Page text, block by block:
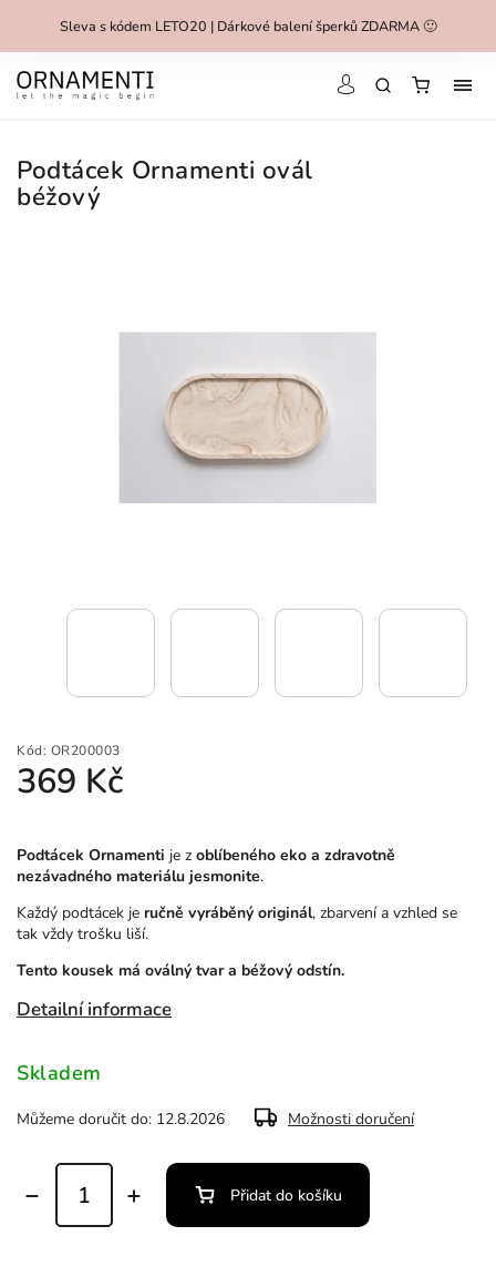
Sleva s kódem LETO20 | Dárkové balení šperků ZDARMA 🙂
Podtácek Ornamenti ovál
béžový
Kód: OR200003
369 Kč
Podtácek Ornamenti je z oblíbeného eko a zdravotně
nezávadného materiálu jesmonite.
Každý podtácek je ručně vyráběný originál, zbarvení a vzhled se
tak vždy trošku liší.
Tento kousek má oválný tvar a béžový odstín.
Detailní informace
Skladem
Můžeme doručit do: 12.8.2026 Možnosti doručení
Přidat do košíku